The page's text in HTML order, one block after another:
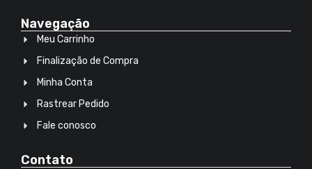
Navegação
Meu Carrinho
Finalização de Compra
Minha Conta
Rastrear Pedido
Fale conosco
Contato